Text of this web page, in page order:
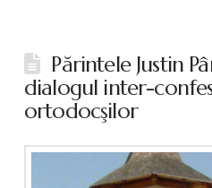
Părintele Justin
dialogul inter-
ortodocşilor